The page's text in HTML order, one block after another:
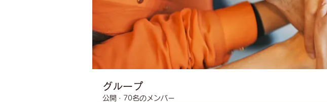
グループ
公開 · 70名のメンバー